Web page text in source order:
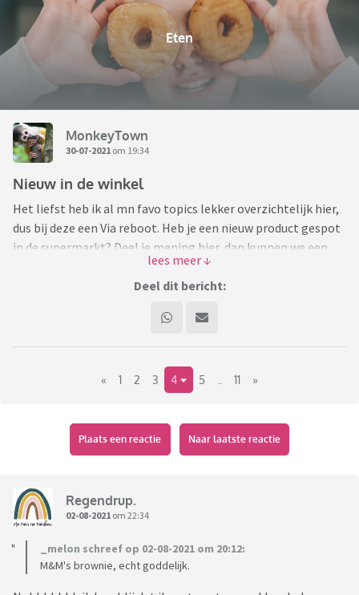
Eten
MonkeyTown
30-07-2021 om 19:34
Nieuw in de winkel
Het liefst heb ik al mn favo topics lekker overzichtelijk hier,
dus bij deze een Via reboot. Heb je een nieuw product gespot
in de supermarkt? Deel je mening hier, dan kunnen we een
weloverwogen keuze maken het al dan niet in onze kar te
mikken bij ons volgende supermarkt bezoek. Prijs en winkel
Bij de Vomar heb ik onlangs de Pangalicious filets van
Queens ontdekt in de smaken citroen/peterselie en
krokante kerrie. Ong. 4€ per pak van 2. Zelfs de kinderen die
geen grote viseters zijn vinden dit lekker uit de oven of
uitproberen (maar klinkt lekker
)
Wel nieuw is de Kettle chips in de smaak BBQ/honing. Net
dit weekend proeven!
Deel dit bericht:
« 1 2 3 4 5 11 »
Plaats een reactie Naar laatste reactie
Regendrup.
02-08-2021 om 22:34
_melon schreef op 02-08-2021 om 20:12:
M&M's brownie, echt goddelijk.